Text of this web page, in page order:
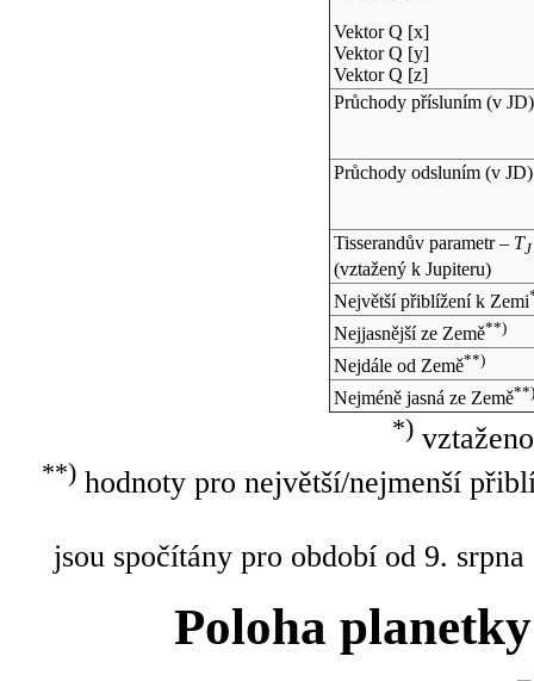
Vektor Q [x]
Vektor Q [y]
Vektor Q [z]
Průchody přísluním (v JD)
Průchody odsluním (v JD)
Tisserandův parametr – TJ
(vztažený k Jupiteru)
Největší přiblížení k Zemi
Nejjasnější ze Země**)
Nejdále od Země**)
Nejméně jasná ze Země**)
*)
**)hodnoty pro největší/nejmenší
jsou spočítány pro období od 9.
Poloha